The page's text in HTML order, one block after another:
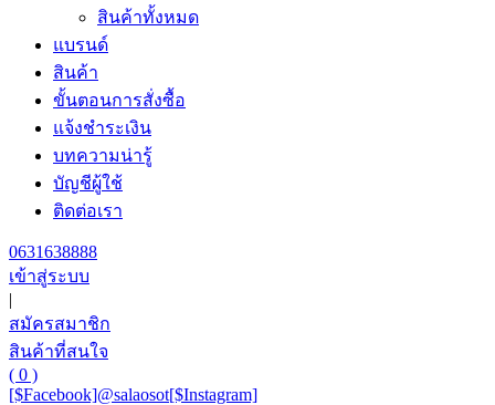
สินค้าทั้งหมด
แบรนด์
สินค้า
ขั้นตอนการสั่งซื้อ
แจ้งชำระเงิน
บทความน่ารู้
บัญชีผู้ใช้
ติดต่อเรา
0631638888
เข้าสู่ระบบ
|
สมัครสมาชิก
สินค้าที่สนใจ
( 0 )
[$Facebook]@salaosot[$Instagram]